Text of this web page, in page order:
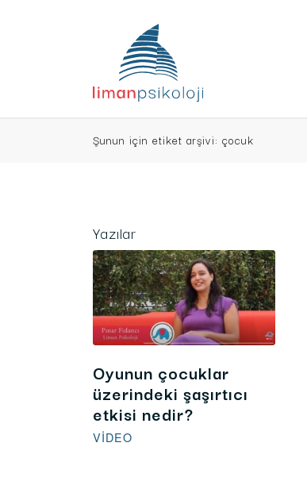
Şunun için etiket arşivi: çocuk
Yazılar
Oyunun çocuklar
üzerindeki şaşırtıcı
etkisi nedir?
VIDEO